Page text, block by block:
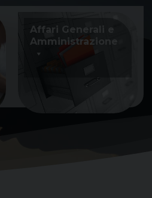
Affari Generali e
Amministrazione